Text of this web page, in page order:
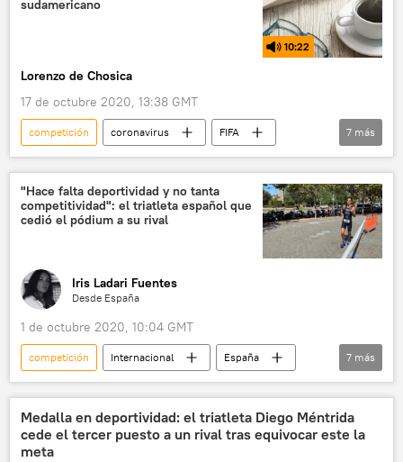
sudamericano
10:22
Lorenzo de Chosica
17 de octubre 2020, 13:38 GMT
competición coronavirus
FIFA
Bolivia
Uruguay
Chile
Argentina
Cuestión aparte
Conmebol
Mundial de Fútbol 2022 en Catar
7 más
"Hace falta deportividad y no tanta
competitividad": el triatleta español que
cedió el pódium a su rival
Iris Ladari Fuentes
Desde España
1 de octubre 2020, 10:04 GMT
competición Internacional
España
sociedad
⚽ Deportes
💬 Opinión y Análisis
💬 Entrevistas
Santander
carrera noticias
7 más
Medalla en deportividad: el triatleta Diego Méntrida
cede el tercer puesto a un rival tras equivocar este la
meta